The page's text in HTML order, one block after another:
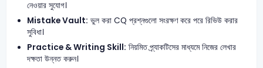
নেওয়ার সুযোগ।
Mistake Vault: ভুল করা CQ প্রশ্নগুলো সংরক্ষণ করে পরে রিভিউ করার
সুবিধা।
Practice & Writing Skill: নিয়মিত প্র্যাকটিসের মাধ্যমে নিজের লেখার
দক্ষতা উন্নত করুন।